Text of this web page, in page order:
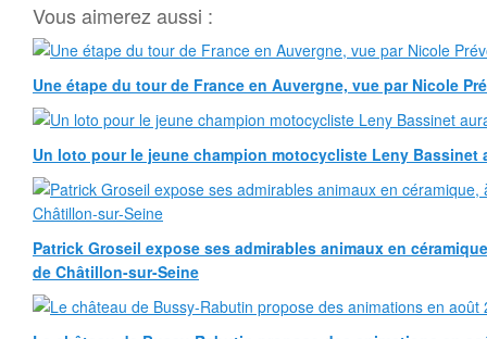
Vous aimerez aussi :
Une étape du tour de France en Auvergne, vue par Nicole
Un loto pour le jeune champion motocycliste Leny Bassinet
Patrick Groseil expose ses admirables animaux en
de Châtillon-sur-Seine